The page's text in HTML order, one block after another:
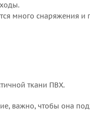
много снаряжения и
ткани ПВХ.
важно, чтобы она